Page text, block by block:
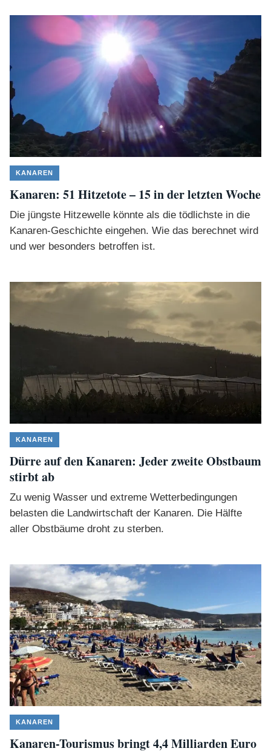
KANAREN
Kanaren: 51 Hitzetote – 15 in der letzten Woche
Die jüngste Hitzewelle könnte als die tödlichste in die
Kanaren-Geschichte eingehen. Wie das berechnet wird
und wer besonders betroffen ist.
KANAREN
Dürre auf den Kanaren: Jeder zweite Obstbaum
stirbt ab
Zu wenig Wasser und extreme Wetterbedingungen
belasten die Landwirtschaft der Kanaren. Die Hälfte
aller Obstbäume droht zu sterben.
KANAREN
Kanaren-Tourismus bringt 4,4 Milliarden Euro